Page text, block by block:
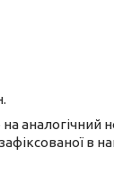
аналогічний
в